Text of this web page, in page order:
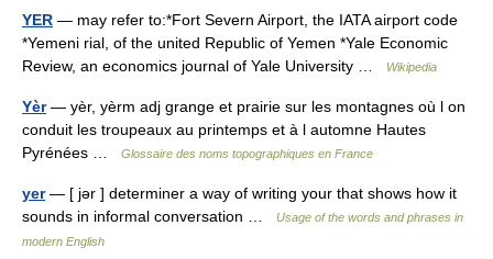
YER — may refer to:*Fort Severn Airport, the IATA airport code
*Yemeni rial, of the united Republic of Yemen *Yale Economic
Review, an economics journal of Yale University …
Wikipedia
Yèr— yèr, yèrm adj grange et prairie sur les montagnes où l on
conduit les troupeaux au printemps et à l automne Hautes
Pyrénées …
Glossaire des noms topographiques en France
yer— [ jər ] determiner a way of writing your that shows how it
sounds in informal conversation …
Usage of the words and phrases in
modern English